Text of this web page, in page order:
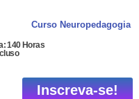
Curso Neuropedagogia
140 Horas
Inscreva-se!